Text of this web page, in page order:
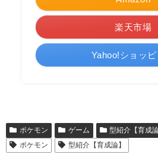
楽天市場
Yahoo!ショッ
ポケモン ゲーム 型紹介【育成論
ポケモン
型紹介【育成論】